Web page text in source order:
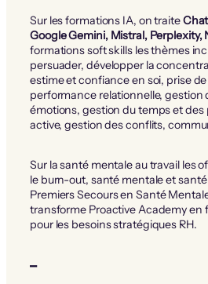
Sur les formations IA, on traite
Google Gemini, Mistral, Perplexity,
formations soft skills les thèmes
persuader, développer la
estime et confiance en soi, prise
performance relationnelle, gestion
émotions, gestion du temps et des
active, gestion des conflits,
Sur la santé mentale au travail les
le burn-out, santé mentale et
Premiers Secours en Santé
transforme Proactive Academy en
pour les besoins stratégiques RH.
–